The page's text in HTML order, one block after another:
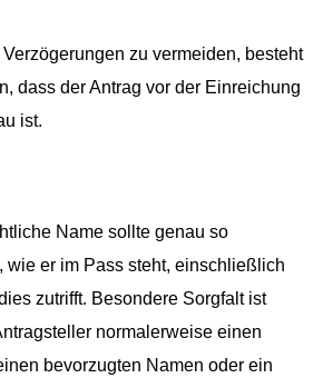
zu vermeiden, besteht
dass der Antrag vor der Einreichung
ist.
Name sollte genau so
wie er im Pass steht, einschließlich
zutrifft. Besondere Sorgfalt ist
normalerweise einen
bevorzugten Namen oder ein